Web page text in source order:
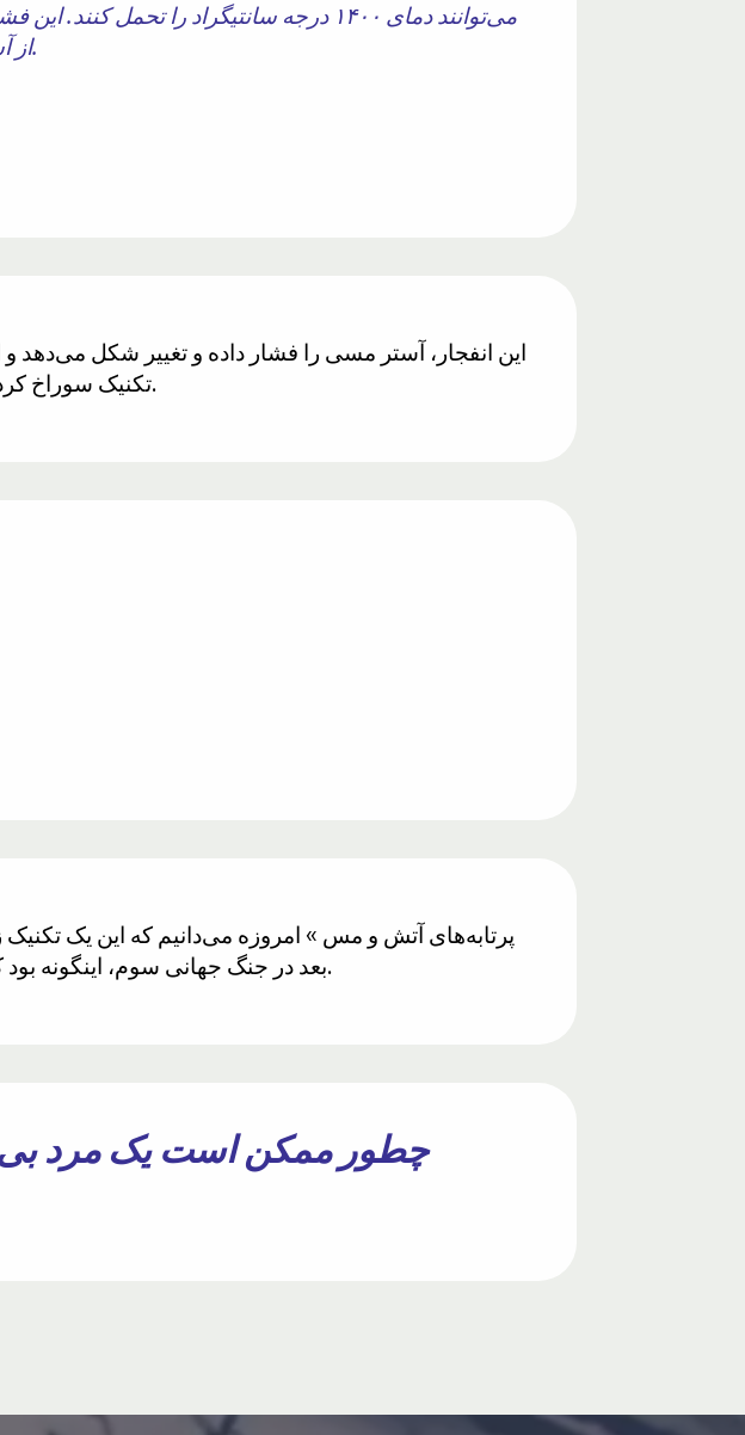
می‌توانند دمای ۱۴۰۰ درجه سانتیگراد را
از آستری که خرج را در کنار هم نگه داشته بود، به داخل مخزن پرتاب می‌کند.
این انفجار، آستر مسی را فشار داده و تغییر شکل می‌دهد
تکنیک سوراخ کردن زره، ۱۴۰۰ سال قبل از کشف آن، در قرآن به تصویر کشیده شده است.
بعد در جنگ جهانی سوم، اینگونه بود که ضعیف‌ترین مسلمانان، محافظت‌شده‌ترین تانک جهان را شکست دادند.